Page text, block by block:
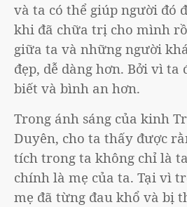
và ta có thể giúp người đó
khi đã chữa trị cho mình
giữa ta và những người
đẹp, dễ dàng hơn. Bởi vì ta
biết và bình an hơn.
Trong ánh sáng của kinh
Duyên, cho ta thấy được
tích trong ta không chỉ là
chính là mẹ của ta. Tại vì
mẹ đã từng đau khổ và bị